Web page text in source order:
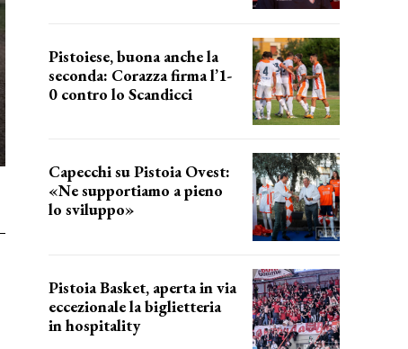
Pistoiese, buona anche la
seconda: Corazza firma l’1-
0 contro lo Scandicci
Capecchi su Pistoia Ovest:
«Ne supportiamo a pieno
lo sviluppo»
Pistoia Basket, aperta in via
eccezionale la biglietteria
in hospitality